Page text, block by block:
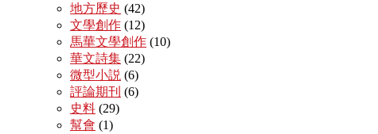
地方歷史 (42)
文學創作 (12)
馬華文學創作 (10)
華文詩集 (22)
微型小説 (6)
評論期刊 (6)
史料 (29)
幫會 (1)